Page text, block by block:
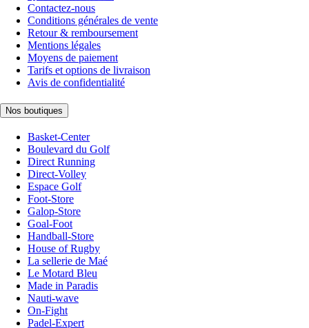
Contactez-nous
Conditions générales de vente
Retour & remboursement
Mentions légales
Moyens de paiement
Tarifs et options de livraison
Avis de confidentialité
Nos boutiques
Basket-Center
Boulevard du Golf
Direct Running
Direct-Volley
Espace Golf
Foot-Store
Galop-Store
Goal-Foot
Handball-Store
House of Rugby
La sellerie de Maé
Le Motard Bleu
Made in Paradis
Nauti-wave
On-Fight
Padel-Expert